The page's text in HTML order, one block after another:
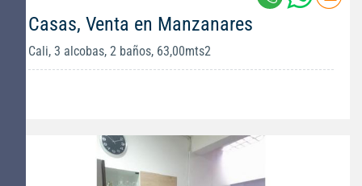
Casas, Venta en Manzanares
Cali, 3 alcobas, 2 baños, 63,00mts2